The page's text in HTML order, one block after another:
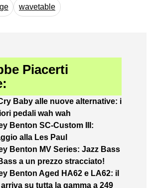
wavetable
Piacerti
Baby alle nuove alternative: i
pedali wah wah
Benton SC-Custom III:
alla Les Paul
Benton MV Series: Jazz Bass
a un prezzo stracciato!
Benton Aged HA62 e LA62: il
su tutta la gamma a 249